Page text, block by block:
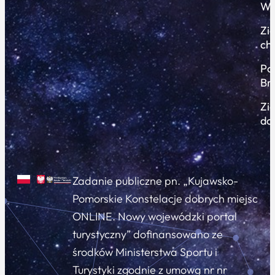
Zadanie publiczne pn. „Kujawsko-
Pomorskie Konstelacje dobrych miejsc
ONLINE. Nowy wojewódzki portal
turystyczny” dofinansowano ze
środków Ministerstwa Sportu i
Turystyki zgodnie z umową nr nr